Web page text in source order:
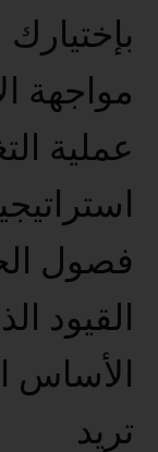
بإختيارك
مواجهة
عملية
فصول
القيود
الأساس
تريد